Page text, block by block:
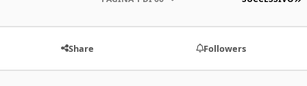
Share Followers